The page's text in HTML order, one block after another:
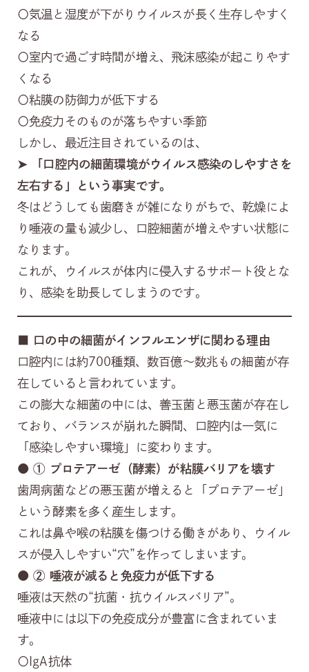
〇気温と湿度が下がりウイルスが長く生存しやすく
なる
〇室内で過ごす時間が増え、飛沫感染が起こりやす
くなる
〇粘膜の防御力が低下する
〇免疫力そのものが落ちやすい季節
しかし、最近注目されているのは、
➤
「口腔内の細菌環境がウイルス感染のしやすさを
左右する」という事実です。
冬はどうしても歯磨きが雑になりがちで、乾燥によ
り唾液の量も減少し、口腔細菌が増えやすい状態に
なります。
これが、ウイルスが体内に侵入するサポート役とな
り、感染を助長してしまうのです。
口の中の細菌がインフルエンザに関わる理由
口腔内には約700種類、数百億〜数兆もの細菌が存
在していると言われています。
この膨大な細菌の中には、善玉菌と悪玉菌が存在し
ており、バランスが崩れた瞬間、口腔内は一気に
「感染しやすい環境」に変わります。
● ① プロテアーゼ（酵素）が粘膜バリアを壊す
歯周病菌などの悪玉菌が増えると「プロテアーゼ」
という酵素を多く産生します。
これは鼻や喉の粘膜を傷つける働きがあり、ウイル
スが侵入しやすい“穴”を作ってしまいます。
● ② 唾液が減ると免疫力が低下する
唾液は天然の“抗菌・抗ウイルスバリア”。
唾液中には以下の免疫成分が豊富に含まれていま
す。
〇IgA抗体